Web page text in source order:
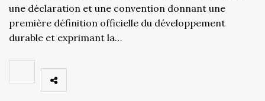
une déclaration et une convention donnant une
première définition officielle du développement
durable et exprimant la…